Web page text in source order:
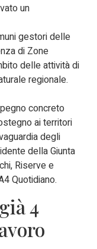
un
gestori delle
di Zone
delle attività di
regionale.
concreto
ai territori
degli
della Giunta
Riserve e
Quotidiano.
4